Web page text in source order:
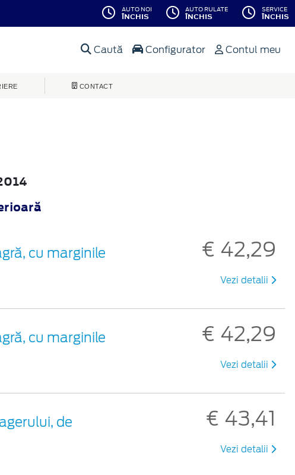
AUTO NOI
ÎNCHIS
AUTO RULATE
ÎNCHIS
SERVICE
ÎNCHIS
Caută Configurator Contul meu
CONTACT
cu marginile
€ 42,29
Vezi detalii
cu marginile
€ 42,29
Vezi detalii
de
€ 43,41
Vezi detalii